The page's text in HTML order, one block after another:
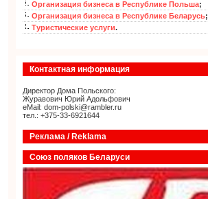
Организация бизнеса в Республике Польша;
Организация бизнеса в Республике Беларусь;
Туристические услуги.
Контактная информация
Директор Дома Польского:
Журавович Юрий Адольфович
eMail: dom-polski@rambler.ru
тел.: +375-33-6921644
Реклама / Reklama
Союз поляков Беларуси